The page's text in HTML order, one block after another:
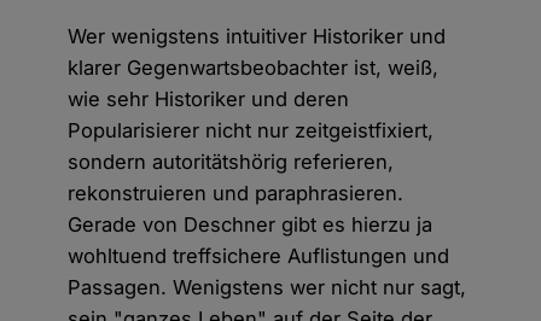
Wer wenigstens intuitiver Historiker und
klarer Gegenwartsbeobachter ist, weiß,
wie sehr Historiker und deren
Popularisierer nicht nur zeitgeistfixiert,
sondern autoritätshörig referieren,
rekonstruieren und paraphrasieren.
Gerade von Deschner gibt es hierzu ja
wohltuend treffsichere Auflistungen und
Passagen. Wenigstens wer nicht nur sagt,